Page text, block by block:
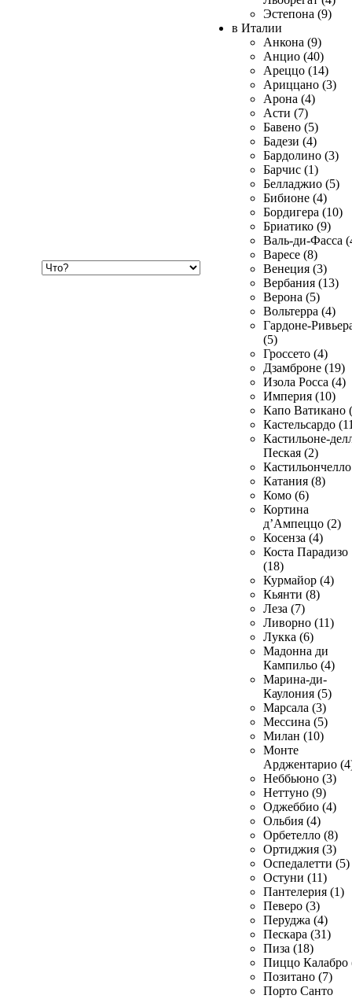
Эстепона (9)
в Италии
Анкона (9)
Анцио (40)
Ареццо (14)
Ариццано (3)
Арона (4)
Асти (7)
Бавено (5)
Бадези (4)
Бардолино (3)
Барчис (1)
Белладжио (5)
Бибионе (4)
Бордигера (10)
Бриатико (9)
Валь-ди-Фасса
Варесе (8)
Венеция (3)
Вербания (13)
Верона (5)
Вольтерра (4)
Гардоне-
(5)
Гроссето (4)
Дзамброне (19)
Изола Росса (4)
Империя (10)
Капо Ватикано
Кастельсардо
Кастильоне-
Пеская (2)
Катания (8)
Комо (6)
Кортина
д’Ампеццо (2)
Косенза (4)
Коста Парадизо
(18)
Курмайор (4)
Кьянти (8)
Леза (7)
Ливорно (11)
Лукка (6)
Мадонна ди
Кампильо (4)
Марина-ди-
Каулония (5)
Марсала (3)
Мессина (5)
Милан (10)
Монте
Арджентарио
Неббьюно (3)
Неттуно (9)
Оджеббио (4)
Ольбия (4)
Орбетелло (8)
Ортиджия (3)
Оспедалетти (5)
Остуни (11)
Пантелерия (1)
Певеро (3)
Перуджа (4)
Пескара (31)
Пиза (18)
Пиццо Калабро
Позитано (7)
Порто Санто